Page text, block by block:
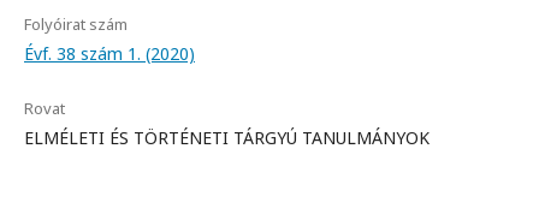
Folyóirat szám
Évf. 38 szám 1. (2020)
Rovat
ELMÉLETI ÉS TÖRTÉNETI TÁRGYÚ TANULMÁNYOK